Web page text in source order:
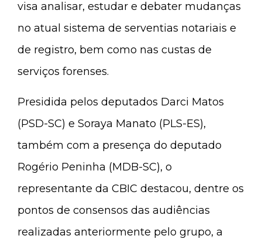
visa analisar, estudar e debater mudanças
no atual sistema de serventias notariais e
de registro, bem como nas custas de
serviços forenses.
Presidida pelos deputados Darci Matos
(PSD-SC) e Soraya Manato (PLS-ES),
também com a presença do deputado
Rogério Peninha (MDB-SC), o
representante da CBIC destacou, dentre os
pontos de consensos das audiências
realizadas anteriormente pelo grupo, a